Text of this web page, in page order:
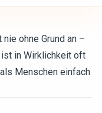
ohne Grund an –
in Wirklichkeit oft
Menschen einfach